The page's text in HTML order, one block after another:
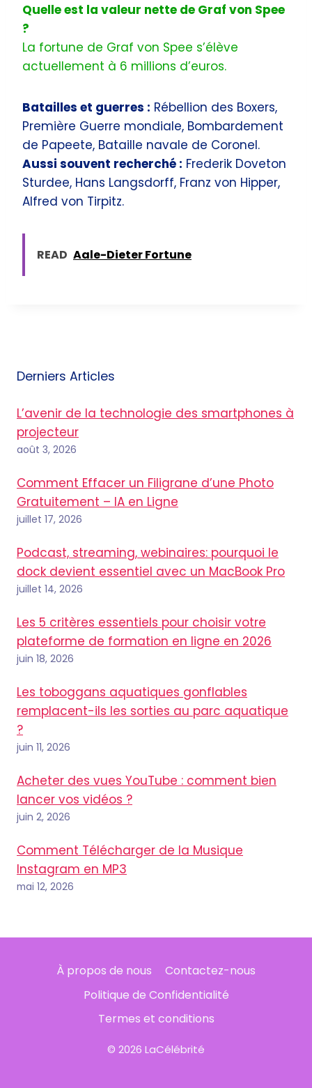
Quelle est la valeur nette de Graf von Spee
?
La fortune de Graf von Spee s’élève
actuellement à 6 millions d’euros.
Batailles et guerres : Rébellion des Boxers,
Première Guerre mondiale, Bombardement
de Papeete, Bataille navale de Coronel.
Aussi souvent recherché : Frederik Doveton
Sturdee, Hans Langsdorff, Franz von Hipper,
Alfred von Tirpitz.
READ Aale-Dieter Fortune
Derniers Articles
L’avenir de la technologie des smartphones à
projecteur
août 3, 2026
Comment Effacer un Filigrane d’une Photo
Gratuitement – IA en Ligne
juillet 17, 2026
Podcast, streaming, webinaires: pourquoi le
dock devient essentiel avec un MacBook Pro
juillet 14, 2026
Les 5 critères essentiels pour choisir votre
plateforme de formation en ligne en 2026
juin 18, 2026
Les toboggans aquatiques gonflables
remplacent-ils les sorties au parc aquatique
?
juin 11, 2026
Acheter des vues YouTube : comment bien
lancer vos vidéos ?
juin 2, 2026
Comment Télécharger de la Musique
Instagram en MP3
mai 12, 2026
À propos de nous
Contactez-nous
Politique de Confidentialité
Termes et conditions
© 2026 LaCélébrité